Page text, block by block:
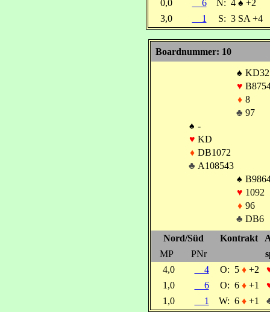
0,0
6 N: 4 ♠ +2
3,0
1 S: 3 SA +4
Boardnummer: 10
♠ KD32
♥
♦ 8
♣ 97
♠ -
♥ KD
♦ DB1072
♣ A108543
♠
♥ 1092
♦ 96
♣ DB6
Nord/Süd
Kontrakt
MP
PNr
4,0
4 O: 5 ♦+2
1,0
6 O: 6 ♦+1
1,0
1 W: 6 ♦+1